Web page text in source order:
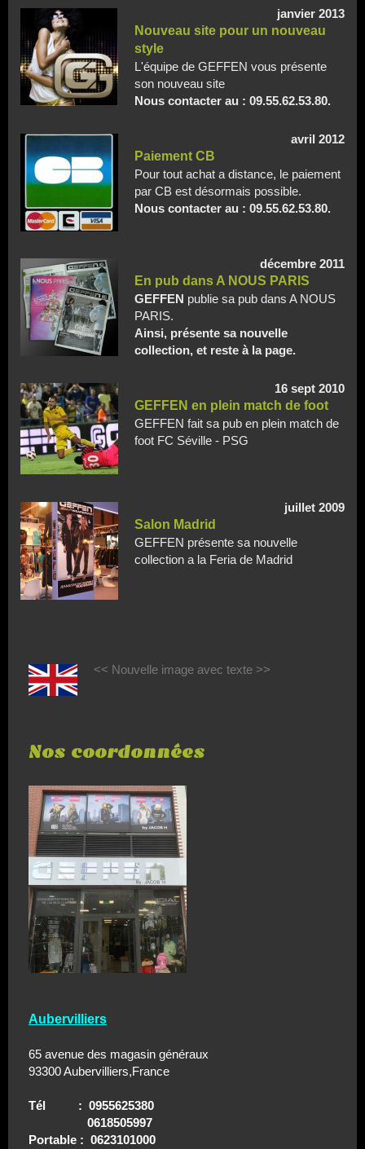
janvier 2013
Nouveau site pour un nouveau
style
L'équipe de GEFFEN vous présente
son nouveau site
Nous contacter au : 09.55.62.53.80.
avril 2012
Paiement CB
Pour tout achat a distance, le paiement
par CB est désormais possible.
Nous contacter au : 09.55.62.53.80.
décembre 2011
En pub dans A NOUS PARIS
GEFFEN publie sa pub dans A NOUS
PARIS.
Ainsi, présente sa nouvelle
collection, et reste à la page.
16 sept 2010
GEFFEN en plein match de foot
GEFFEN fait sa pub en plein match de
foot FC Séville - PSG
juillet 2009
Salon Madrid
GEFFEN présente sa nouvelle
collection a la Feria de Madrid
<< Nouvelle image avec texte >>
Nos coordonnées
Aubervilliers
65 avenue des magasin généraux
93300 Aubervilliers,France
Tél : 0955625380
0618505997
Portable : 0623101000